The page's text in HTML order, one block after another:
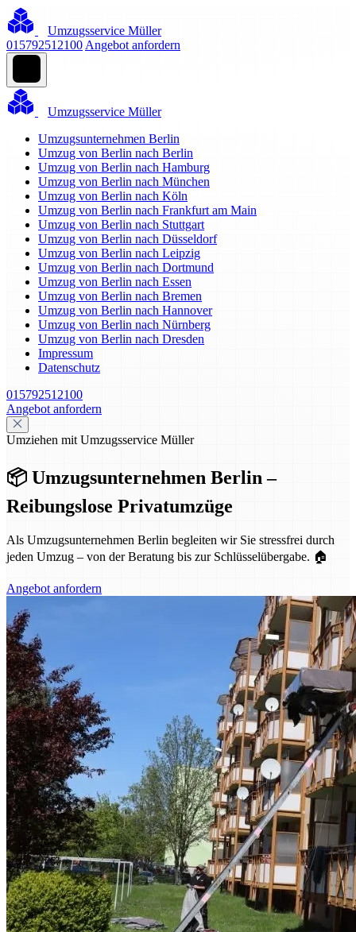
Umzugsservice Müller
015792512100 Angebot anfordern
Umzugsservice Müller
Umzugsunternehmen Berlin
Umzug von Berlin nach Berlin
Umzug von Berlin nach Hamburg
Umzug von Berlin nach München
Umzug von Berlin nach Köln
Umzug von Berlin nach Frankfurt am Main
Umzug von Berlin nach Stuttgart
Umzug von Berlin nach Düsseldorf
Umzug von Berlin nach Leipzig
Umzug von Berlin nach Dortmund
Umzug von Berlin nach Essen
Umzug von Berlin nach Bremen
Umzug von Berlin nach Hannover
Umzug von Berlin nach Nürnberg
Umzug von Berlin nach Dresden
Impressum
Datenschutz
015792512100
Angebot anfordern
Umziehen mit Umzugsservice Müller
📦 Umzugsunternehmen Berlin –
Reibungslose Privatumzüge
Als Umzugsunternehmen Berlin begleiten wir Sie stressfrei durch
jeden Umzug – von der Beratung bis zur Schlüsselübergabe. 🏠
Angebot anfordern